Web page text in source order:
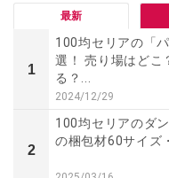
最新
1
100均セリアの「
選！ 売り場はどこ
る？...
2024/12/29
2
100均セリアのダ
の梱包材60サイズ